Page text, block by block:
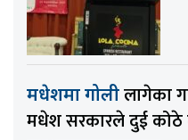
मधेशमा गोलीलागेका
मधेश सरकारले दुई कोठे